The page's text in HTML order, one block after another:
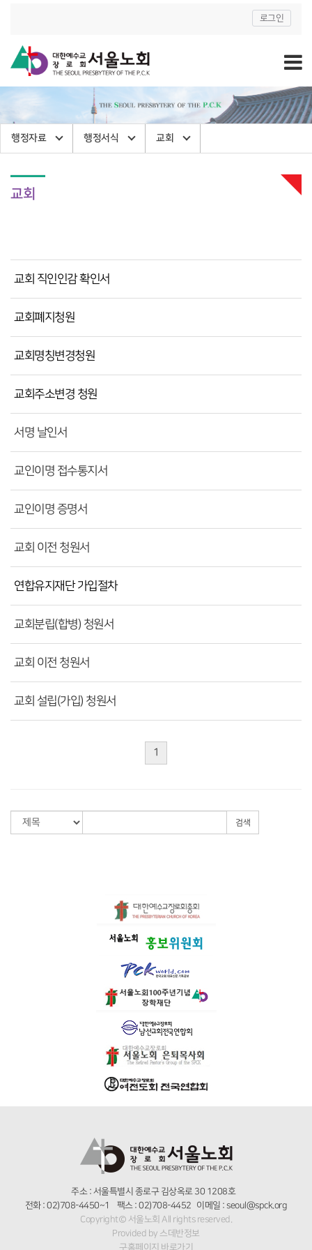
로그인
행정자료 행정서식 교회
교회
교회 직인인감 확인서
교회폐지청원
교회명칭변경청원
교회주소변경 청원
서명 날인서
교인이명 접수통지서
교인이명 증명서
교회 이전 청원서
연합유지재단 가입절차
교회분립(합병) 청원서
교회 이전 청원서
교회 설립(가입) 청원서
1
검색
주소 : 서울특별시 종로구 김상옥로 30 1208호
전화 : 02)708-4450~1 팩스 : 02)708-4452 이메일 : seoul@spck.org
Copyright© 서울노회 All rights reserved.
Provided by 스데반정보
구홈페이지 바로가기